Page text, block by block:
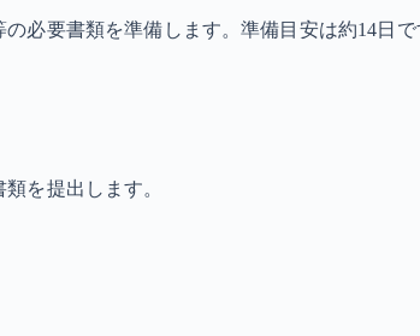
必要書類を準備します。準備目安は約14日で
を提出します。